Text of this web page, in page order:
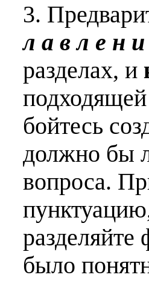
3.
л а в л е н
разделах, и
подходящей
бойтесь
должно бы
вопроса.
было